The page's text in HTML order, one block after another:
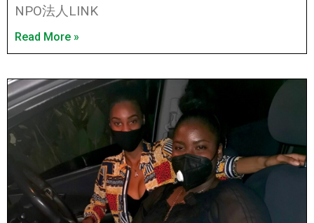
NPO法人LINK
Read More »